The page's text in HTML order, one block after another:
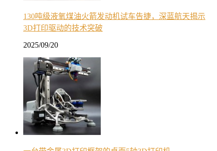
130吨级液氧煤油火箭发动机试车告捷，深蓝航天揭示
3D打印驱动的技术突破
2025/09/20